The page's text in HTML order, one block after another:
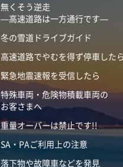
無くそう逆走
―高速道路は一方通行です―
冬の雪道ドライブガイド
高速道路でやむを得ず停車した
緊急地震速報を受信したら
特殊車両・危険物積載車両の
お客さまへ
重量オーバーは禁止です!!
SA・PAご利用上の注意
落下物や故障車などを発見